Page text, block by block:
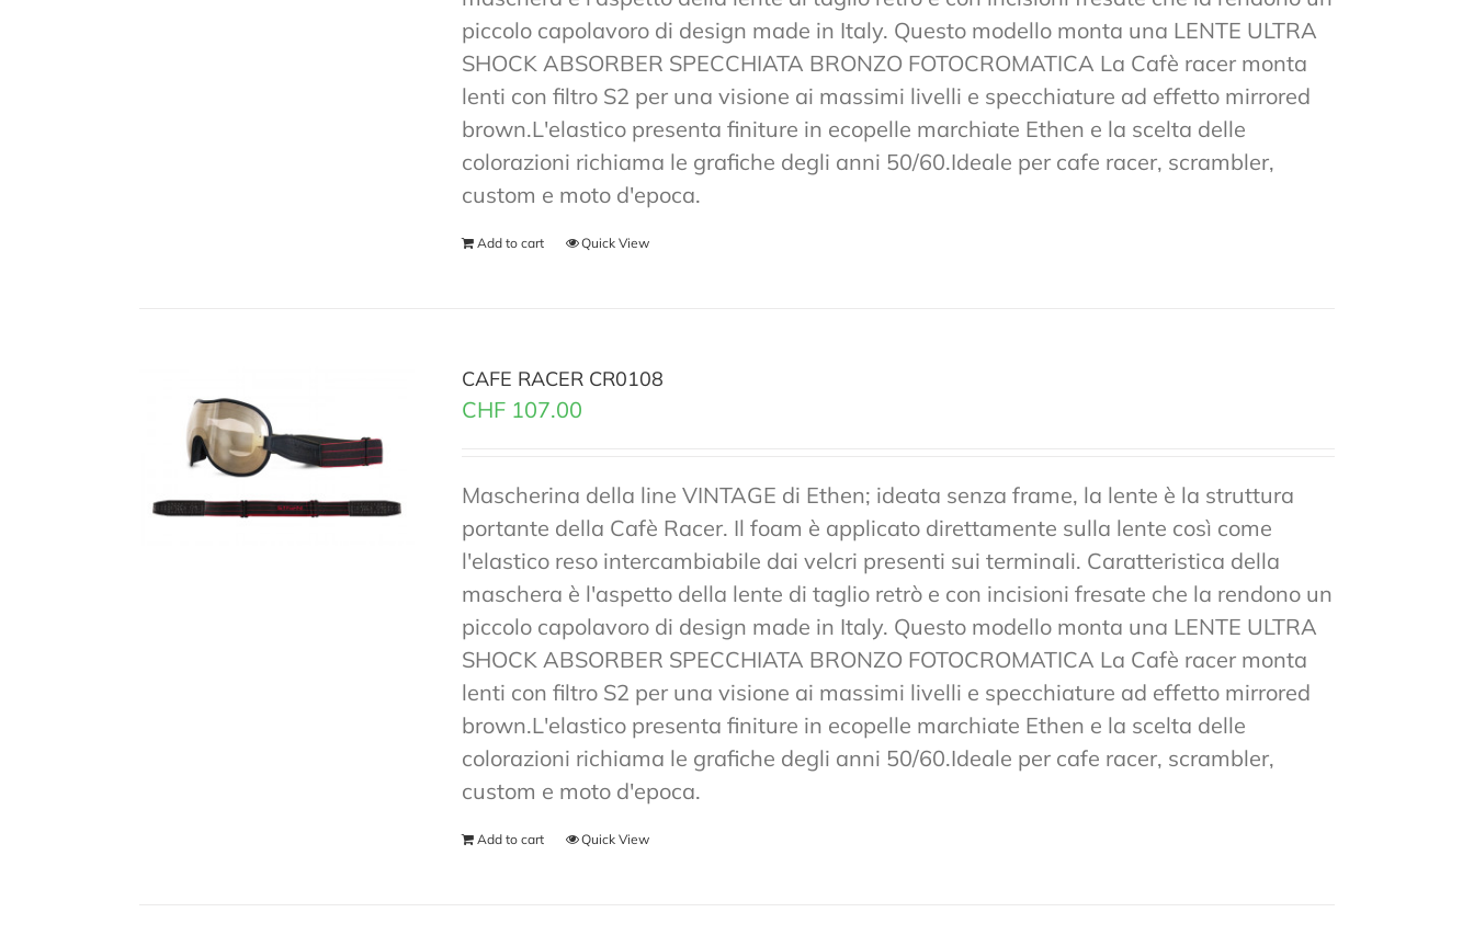
piccolo capolavoro di design made in Italy. Questo modello monta una LENTE ULTRA
SHOCK ABSORBER SPECCHIATA BRONZO FOTOCROMATICA La Cafè racer monta
lenti con filtro S2 per una visione ai massimi livelli e specchiature ad effetto mirrored
brown.L'elastico presenta finiture in ecopelle marchiate Ethen e la scelta delle
colorazioni richiama le grafiche degli anni 50/60.Ideale per cafe racer, scrambler,
custom e moto d'epoca.
Add to cart Quick View
CAFE RACER CR0108
CHF 107.00
Mascherina della line VINTAGE di Ethen; ideata senza frame, la lente è la struttura
portante della Cafè Racer. Il foam è applicato direttamente sulla lente così come
l'elastico reso intercambiabile dai velcri presenti sui terminali. Caratteristica della
maschera è l'aspetto della lente di taglio retrò e con incisioni fresate che la rendono un
piccolo capolavoro di design made in Italy. Questo modello monta una LENTE ULTRA
SHOCK ABSORBER SPECCHIATA BRONZO FOTOCROMATICA La Cafè racer monta
lenti con filtro S2 per una visione ai massimi livelli e specchiature ad effetto mirrored
brown.L'elastico presenta finiture in ecopelle marchiate Ethen e la scelta delle
colorazioni richiama le grafiche degli anni 50/60.Ideale per cafe racer, scrambler,
custom e moto d'epoca.
Add to cart Quick View